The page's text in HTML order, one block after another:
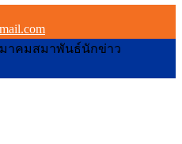
สมาคมสมาพันธ์นักข่าว